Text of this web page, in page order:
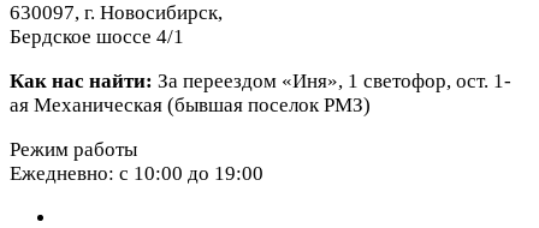
630097, г. Новосибирск,
Бердское шоссе 4/1
Как нас найти: За переездом «Иня», 1 светофор, ост. 1-
ая Механическая (бывшая поселок РМЗ)
Режим работы
Ежедневно: с 10:00 до 19:00